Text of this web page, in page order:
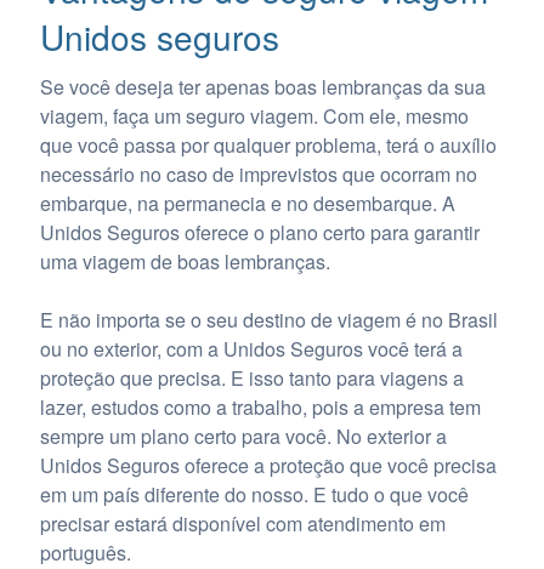
Unidos seguros
Se você deseja ter apenas boas lembranças da sua
viagem, faça um seguro viagem. Com ele, mesmo
que você passa por qualquer problema, terá o auxílio
necessário no caso de imprevistos que ocorram no
embarque, na permanecia e no desembarque. A
Unidos Seguros oferece o plano certo para garantir
uma viagem de boas lembranças.
E não importa se o seu destino de viagem é no Brasil
ou no exterior, com a Unidos Seguros você terá a
proteção que precisa. E isso tanto para viagens a
lazer, estudos como a trabalho, pois a empresa tem
sempre um plano certo para você. No exterior a
Unidos Seguros oferece a proteção que você precisa
em um país diferente do nosso. E tudo o que você
precisar estará disponível com atendimento em
português.